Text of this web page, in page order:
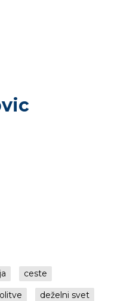
ceste
deželni svet